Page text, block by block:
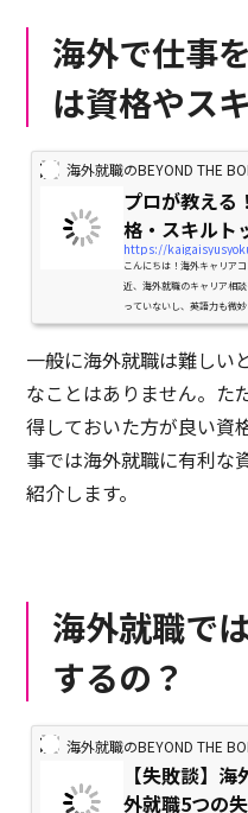
海外で仕事
は資格やス
海外就職のBEYOND THE
プロが教える
格・スキルト
https://
こんにちは！海外キャリア
近、海外就職のキャリア相
っていないし、英語力も微
能でしょうか？」というご
一般に海外就職は難しい
なことはありません。た
得しておいた方が良い資
事では海外就職に有利な
紹介します。
海外就職で
するの？
海外就職のBEYOND THE
【失敗談】
外就職5つの